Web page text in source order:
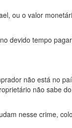
ou o valor
devido tempo
não está no
não sabe
nesse crime,